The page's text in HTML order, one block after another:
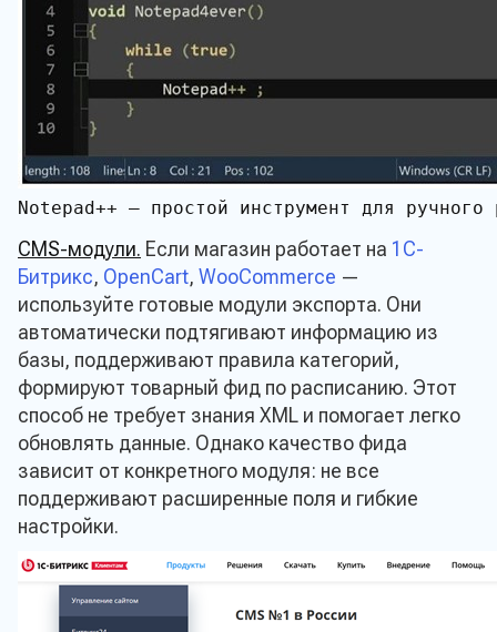
Notepad++ — простой инструмент для ручного
CMS-модули. Если магазин работает на 1C-
Битрикс, OpenCart, WooCommerce —
используйте готовые модули экспорта. Они
автоматически подтягивают информацию из
базы, поддерживают правила категорий,
формируют товарный фид по расписанию. Этот
способ не требует знания XML и помогает легко
обновлять данные. Однако качество фида
зависит от конкретного модуля: не все
поддерживают расширенные поля и гибкие
настройки.
Оставить
продукции
Имя*
Email*